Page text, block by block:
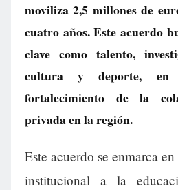
moviliza 2,5 millones de
cuatro años. Este acuerdo
clave como talento,
cultura y deporte,
fortalecimiento de la
privada en la región.
Este acuerdo se enmarca
institucional a la